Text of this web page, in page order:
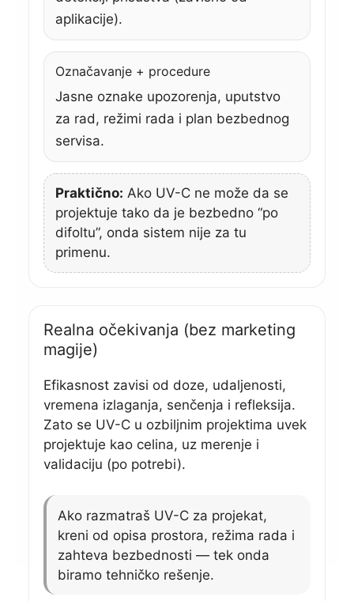
aplikacije).
Označavanje + procedure
Jasne oznake upozorenja, uputstvo
za rad, režimi rada i plan bezbednog
servisa.
Praktično: Ako UV-C ne može da se
projektuje tako da je bezbedno “po
difoltu”, onda sistem nije za tu
primenu.
Realna očekivanja (bez marketing
magije)
Efikasnost zavisi od doze, udaljenosti,
vremena izlaganja, senčenja i refleksija.
Zato se UV-C u ozbiljnim projektima uvek
projektuje kao celina, uz merenje i
validaciju (po potrebi).
Ako razmatraš UV-C za projekat,
kreni od opisa prostora, režima rada i
zahteva bezbednosti — tek onda
biramo tehničko rešenje.